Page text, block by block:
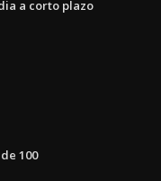
a corto plazo
100